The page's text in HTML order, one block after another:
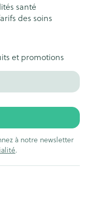
santé
des soins
et promotions
à notre newsletter
.